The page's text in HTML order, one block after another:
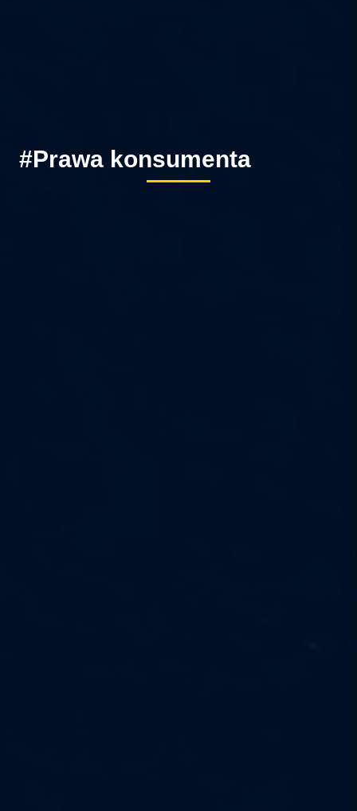
#Prawa konsumenta